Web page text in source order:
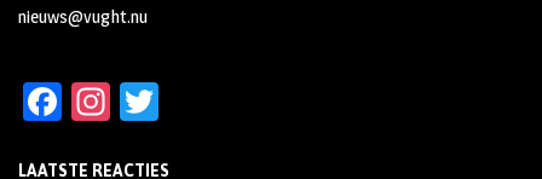
nieuws@vught.nu
Fa In
LAATSTE REACTIES